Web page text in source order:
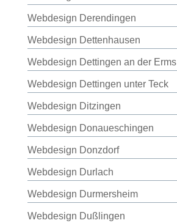
Webdesign Derendingen
Webdesign Dettenhausen
Webdesign Dettingen an der Erms
Webdesign Dettingen unter Teck
Webdesign Ditzingen
Webdesign Donaueschingen
Webdesign Donzdorf
Webdesign Durlach
Webdesign Durmersheim
Webdesign Dußlingen